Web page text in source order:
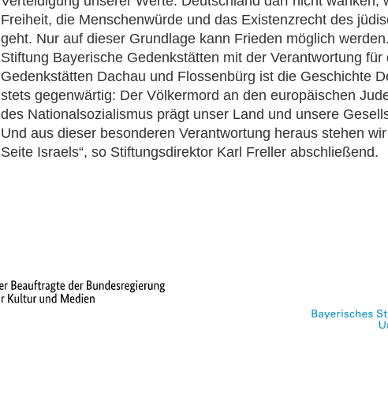
Freiheit, die Menschenwürde und das Existenzrecht des
geht. Nur auf dieser Grundlage kann Frieden möglich
Stiftung Bayerische Gedenkstätten mit der Verantwortung für
Gedenkstätten Dachau und Flossenbürg ist die Geschichte
stets gegenwärtig: Der Völkermord an den europäischen
des Nationalsozialismus prägt unser Land und unsere
Und aus dieser besonderen Verantwortung heraus stehen
Seite Israels“, so Stiftungsdirektor Karl Freller abschließend.